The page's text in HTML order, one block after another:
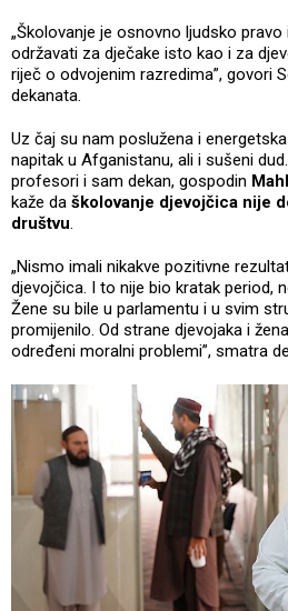
„Školovanje je osnovno ljudsko
održavati za dječake isto kao i za
riječ o odvojenim razredima”, govori
dekanata.
Uz čaj su nam poslužena i
napitak u Afganistanu, ali i sušeni
profesori i sam dekan, gospodin
kaže da školovanje djevojčica nije
društvu.
„Nismo imali nikakve pozitivne
djevojčica. I to nije bio kratak period,
Žene su bile u parlamentu i u svim
promijenilo. Od strane djevojaka i
određeni moralni problemi”, smatra